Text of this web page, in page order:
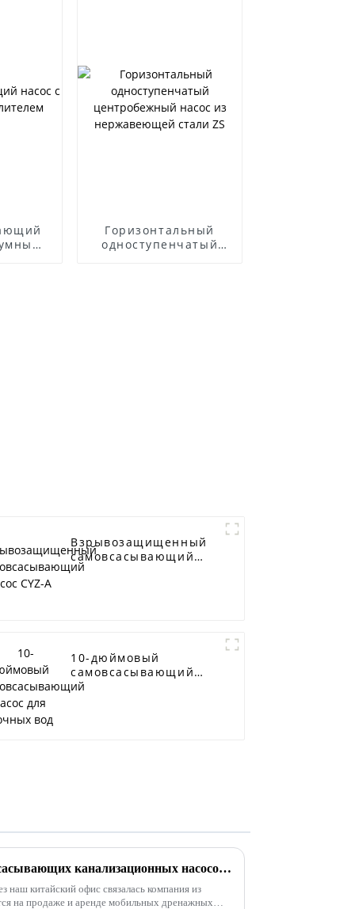
Горизонтальный
одноступенчатый
Взрывозащищенный
самовсасывающий
насос CYZ-A
10-дюймовый
самовсасывающий
насос для сточных
Партия 6-дюймовых самовсасывающих канализационных насосов отправляется в Сингапур
наш китайский офис связалась компания из
на продаже и аренде мобильных дренажных